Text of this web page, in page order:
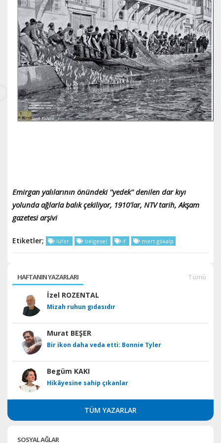
Emirgan yalılarının önündeki ''yedek'' denilen dar kıyı
yolunda ağlarla balık çekiliyor, 1910'lar, NTV tarih, Akşam
gazetesi arşivi
Etiketler; lüfer belgesel if mert gökalp
HAFTANIN YAZARLARI Tümü
İzel ROZENTAL
Mizah ruhun gıdasıdır
Murat BEŞER
Bir ikon daha veda etti: Bonnie Tyler
Begüm KAKI
Hikâyesine sahip çıkanlar
TÜM YAZARLAR
SOSYAL AĞLAR